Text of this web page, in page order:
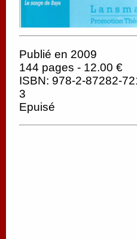
Publié en 2009
144 pages - 12.00 €
ISBN: 978-2-87282-
3
Epuisé